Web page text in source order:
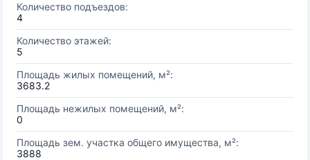
Количество подъездов:
4
Количество этажей:
5
Площадь жилых помещений, м²:
3683.2
Площадь нежилых помещений, м²:
0
Площадь зем. участка общего имущества, м²:
3888